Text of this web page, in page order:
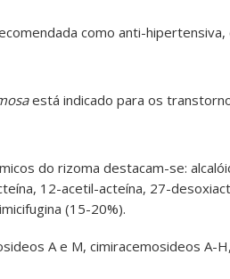
como anti-
está indicado para os
do rizoma destacam-se:
12-acetil-acteína, 27-
(15-20%).
A e M, cimiracemosideos A-